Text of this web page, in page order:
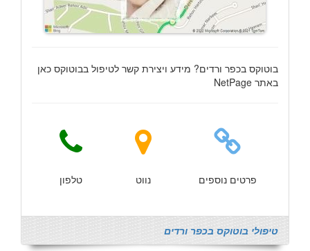
בוטוקס בכפר ורדים? מידע ויצירת קשר לטיפול בבוטוקס כאן
באתר NetPage
פרטים נוספים נווט טלפון
טיפולי בוטוקס בכפר ורדים